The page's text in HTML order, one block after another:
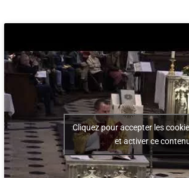
Cliquez pour accepter les
et activer ce